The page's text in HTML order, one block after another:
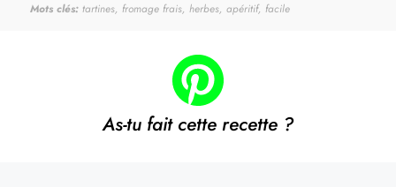
Mots clés: tartines, fromage frais, herbes, apéritif, facile
As-tu fait cette recette ?